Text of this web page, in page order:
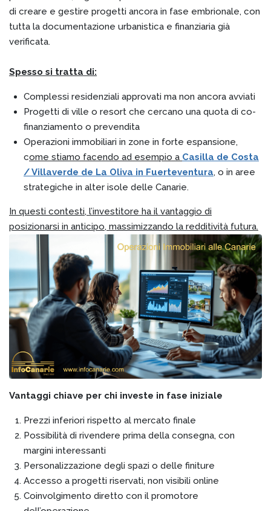
di creare e gestire progetti ancora in fase embrionale, con
tutta la documentazione urbanistica e finanziaria già
verificata.
Spesso si tratta di:
Complessi residenziali approvati ma non ancora avviati
Progetti di ville o resort che cercano una quota di co-
finanziamento o prevendita
Operazioni immobiliari in zone in forte espansione,
come stiamo facendo ad esempio a Casilla de Costa
/ Villaverde de La Oliva in Fuerteventura, o in aree
strategiche in alter isole delle Canarie.
In questi contesti, l’investitore ha il vantaggio di
posizionarsi in anticipo, massimizzando la redditività futura.
Vantaggi chiave per chi investe in fase iniziale
Prezzi inferiori rispetto al mercato finale
Possibilità di rivendere prima della consegna, con
margini interessanti
Personalizzazione degli spazi o delle finiture
Accesso a progetti riservati, non visibili online
Coinvolgimento diretto con il promotore